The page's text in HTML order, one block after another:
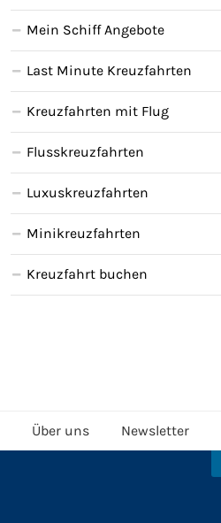
Mein Schiff Angebote
Last Minute Kreuzfahrten
Kreuzfahrten mit Flug
Flusskreuzfahrten
Luxuskreuzfahrten
Minikreuzfahrten
Kreuzfahrt buchen
Über uns Newsletter